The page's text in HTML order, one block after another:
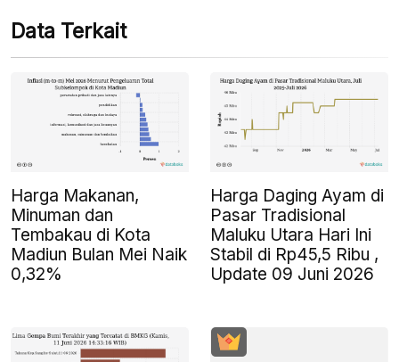
Data Terkait
Harga Makanan,
Minuman dan
Tembakau di Kota
Madiun Bulan Mei Naik
0,32%
Harga Daging Ayam di
Pasar Tradisional
Maluku Utara Hari Ini
Stabil di Rp45,5 Ribu ,
Update 09 Juni 2026